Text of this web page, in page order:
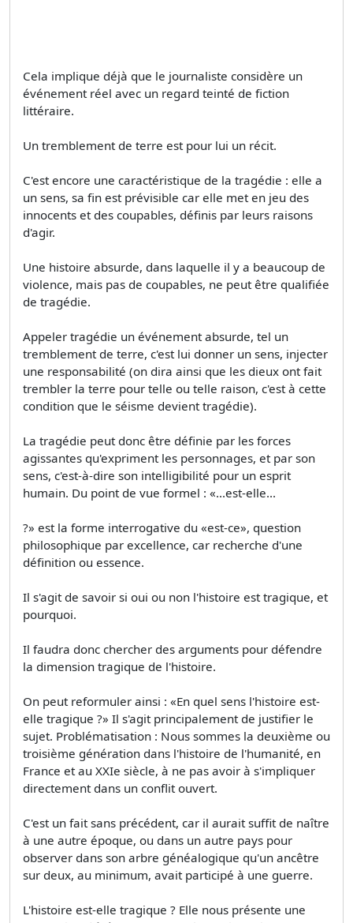
Cela implique déjà que le journaliste considère un
événement réel avec un regard teinté de fiction
littéraire.
Un tremblement de terre est pour lui un récit.
C'est encore une caractéristique de la tragédie : elle a
un sens, sa fin est prévisible car elle met en jeu des
innocents et des coupables, définis par leurs raisons
d'agir.
Une histoire absurde, dans laquelle il y a beaucoup de
violence, mais pas de coupables, ne peut être qualifiée
de tragédie.
Appeler tragédie un événement absurde, tel un
tremblement de terre, c'est lui donner un sens, injecter
une responsabilité (on dira ainsi que les dieux ont fait
trembler la terre pour telle ou telle raison, c'est à cette
condition que le séisme devient tragédie).
La tragédie peut donc être définie par les forces
agissantes qu'expriment les personnages, et par son
sens, c'est-à-dire son intelligibilité pour un esprit
humain. Du point de vue formel : «...est-elle...
?» est la forme interrogative du «est-ce», question
philosophique par excellence, car recherche d'une
définition ou essence.
Il s'agit de savoir si oui ou non l'histoire est tragique, et
pourquoi.
Il faudra donc chercher des arguments pour défendre
la dimension tragique de l'histoire.
On peut reformuler ainsi : «En quel sens l'histoire est-
elle tragique ?» Il s'agit principalement de justifier le
sujet. Problématisation : Nous sommes la deuxième ou
troisième génération dans l'histoire de l'humanité, en
France et au XXIe siècle, à ne pas avoir à s'impliquer
directement dans un conflit ouvert.
C'est un fait sans précédent, car il aurait suffit de naître
à une autre époque, ou dans un autre pays pour
observer dans son arbre généalogique qu'un ancêtre
sur deux, au minimum, avait participé à une guerre.
L'histoire est-elle tragique ? Elle nous présente une